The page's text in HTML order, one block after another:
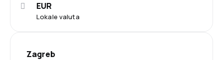
Lokale valuta
EUR
Zagreb